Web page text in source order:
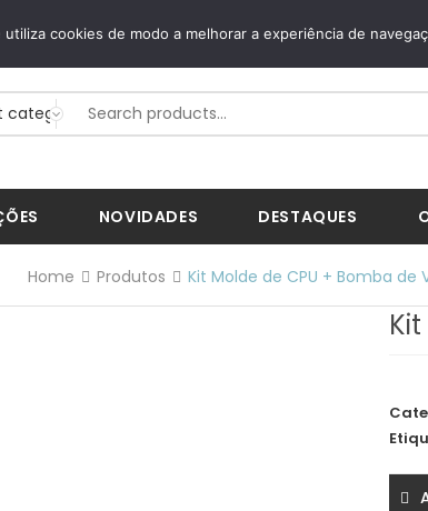
+351 926 268 200
NOVIDADES DESTAQUES
Home Produtos Kit Molde de CPU + Bomba de
cookies de modo a melhorar a experiência de